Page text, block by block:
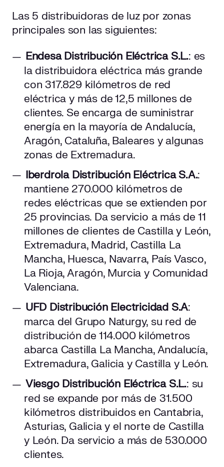
Las 5 distribuidoras de luz por zonas
principales son las siguientes:
Endesa Distribución Eléctrica S.L.: es
la distribuidora eléctrica más grande
con 317.829 kilómetros de red
eléctrica y más de 12,5 millones de
clientes. Se encarga de suministrar
energía en la mayoría de Andalucía,
Aragón, Cataluña, Baleares y algunas
zonas de Extremadura.
Iberdrola Distribución Eléctrica S.A.:
mantiene 270.000 kilómetros de
redes eléctricas que se extienden por
25 provincias. Da servicio a más de 11
millones de clientes de Castilla y León,
Extremadura, Madrid, Castilla La
Mancha, Huesca, Navarra, País Vasco,
La Rioja, Aragón, Murcia y Comunidad
Valenciana.
UFD Distribución Electricidad S.A:
marca del Grupo Naturgy, su red de
distribución de 114.000 kilómetros
abarca Castilla La Mancha, Andalucía,
Extremadura, Galicia y Castilla y León.
Viesgo Distribución Eléctrica S.L.: su
red se expande por más de 31.500
kilómetros distribuidos en Cantabria,
Asturias, Galicia y el norte de Castilla
y León. Da servicio a más de 530.000
clientes.